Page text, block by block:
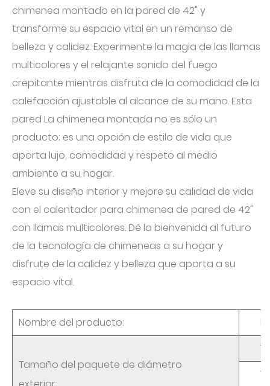
chimenea montado en la pared de 42" y
transforme su espacio vital en un remanso de
belleza y calidez. Experimente la magia de las llamas
multicolores y el relajante sonido del fuego
crepitante mientras disfruta de la comodidad de la
calefacción ajustable al alcance de su mano. Esta
pared La chimenea montada no es sólo un
producto; es una opción de estilo de vida que
aporta lujo, comodidad y respeto al medio
ambiente a su hogar.
Eleve su diseño interior y mejore su calidad de vida
con el calentador para chimenea de pared de 42"
con llamas multicolores. Dé la bienvenida al futuro
de la tecnología de chimeneas a su hogar y
disfrute de la calidez y belleza que aporta a su
espacio vital.
Nombre del producto:
Tamaño del paquete de diámetro